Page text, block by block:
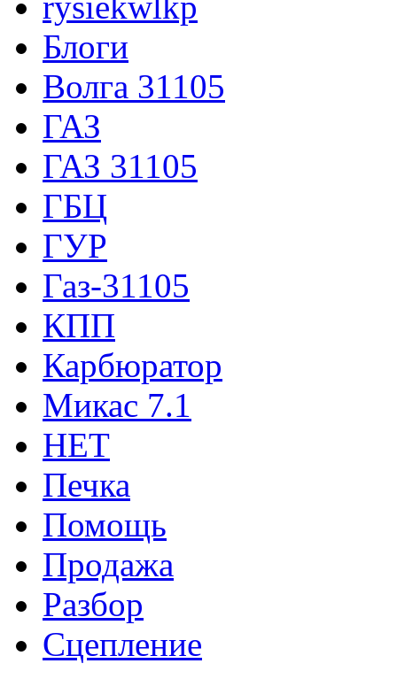
Блоги
Волга 31105
ГАЗ
ГАЗ 31105
ГБЦ
ГУР
Газ-31105
КПП
Карбюратор
Микас 7.1
НЕТ
Печка
Помощь
Продажа
Разбор
Сцепление